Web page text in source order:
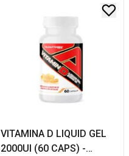
VITAMINA D LIQUID GEL
2000UI (60 CAPS) -